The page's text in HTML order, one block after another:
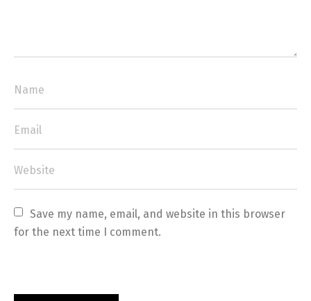
Save my name, email, and website in this browser
for the next time I comment.